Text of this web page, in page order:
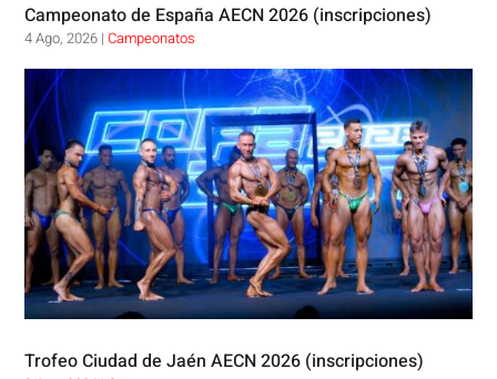
Campeonato de España AECN 2026 (inscripciones)
4 Ago, 2026 |Campeonatos
Trofeo Ciudad de Jaén AECN 2026 (inscripciones)